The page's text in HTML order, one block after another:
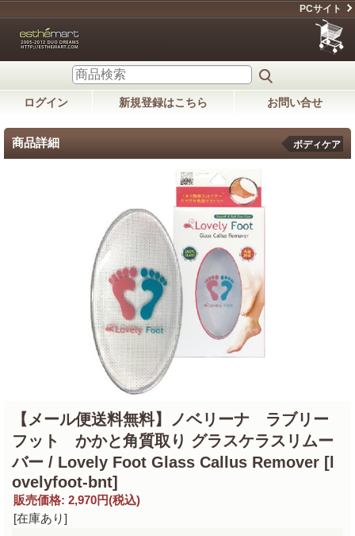
PCサイト
ログイン 新規登録はこちら お問い合せ
商品詳細 ボディケア
【メール便送料無料】ノベリーナ ラブリー
フット かかと角質取り グラスケラスリムー
バー / Lovely Foot Glass Callus Remover [l
ovelyfoot-bnt]
販売価格: 2,970円(税込)
[在庫あり]